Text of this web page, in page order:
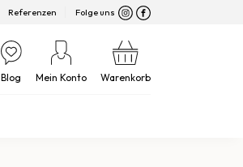
Referenzen Folge uns
Blog Mein Konto Warenkorb